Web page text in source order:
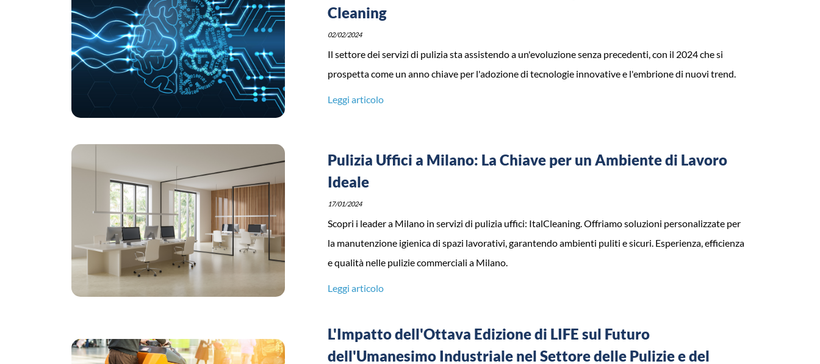
Cleaning
02/02/2024
Il settore dei servizi di pulizia sta assistendo a un'evoluzione senza precedenti, con il 2024 che si
prospetta come un anno chiave per l'adozione di tecnologie innovative e l'embrione di nuovi trend.
Leggi articolo
Pulizia Uffici a Milano: La Chiave per un Ambiente di Lavoro
Ideale
17/01/2024
Scopri i leader a Milano in servizi di pulizia uffici: ItalCleaning. Offriamo soluzioni personalizzate per
la manutenzione igienica di spazi lavorativi, garantendo ambienti puliti e sicuri. Esperienza, efficienza
e qualità nelle pulizie commerciali a Milano.
Leggi articolo
L'Impatto dell'Ottava Edizione di LIFE sul Futuro
dell'Umanesimo Industriale nel Settore delle Pulizie e del